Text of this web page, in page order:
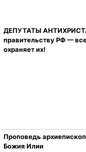
ДЕПУТАТЫ
правительству РФ —
охраняет их!
Проповедь
Божия Илии